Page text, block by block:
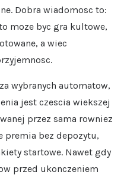
Dobra wiadomosc to:
moze byc gra kultowe,
a wiec
wybranych automatow,
jest czescia wiekszej
przez sama rowniez
premia bez depozytu,
startowe. Nawet gdy
przed ukonczeniem